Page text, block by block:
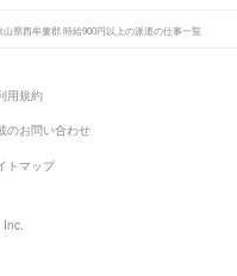
山県西牟婁郡 時給900円以上の派遣の仕事一覧
用規約
のお問い合わせ
トマップ